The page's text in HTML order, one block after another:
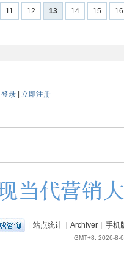
11 12 13 14 15 16
登录| 立即注册
| 站点统计 | Archiver | 手机
GMT+8, 2026-8-